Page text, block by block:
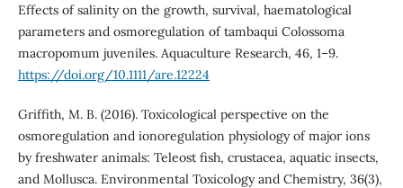
Effects of salinity on the growth, survival, haematological
parameters and osmoregulation of tambaqui Colossoma
macropomum juveniles. Aquaculture Research, 46, 1–9.
https://doi.org/10.1111/are.12224
Griffith, M. B. (2016). Toxicological perspective on the
osmoregulation and ionoregulation physiology of major ions
by freshwater animals: Teleost fish, crustacea, aquatic insects,
and Mollusca. Environmental Toxicology and Chemistry, 36(3),